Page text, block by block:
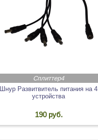
Сплиттер4
Шнур Развитвитель питания на 4
устройства
190 руб.